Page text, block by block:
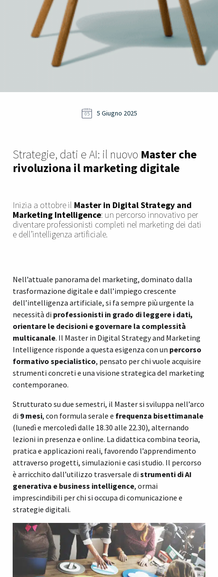
05 5 Giugno 2025
Strategie, dati e AI: il nuovo Master che
rivoluziona il marketing digitale
Inizia a ottobre il Master in Digital Strategy and
Marketing Intelligence: un percorso innovativo per
diventare professionisti completi nel marketing dei dati
e dell’intelligenza artificiale.
Nell’attuale panorama del marketing, dominato dalla
trasformazione digitale e dall’impiego crescente
dell’intelligenza artificiale, si fa sempre più urgente la
necessità di professionisti in grado di leggere i dati,
orientare le decisioni e governare la complessità
multicanale. Il Master in Digital Strategy and Marketing
Intelligence risponde a questa esigenza con un percorso
formativo specialistico, pensato per chi vuole acquisire
strumenti concreti e una visione strategica del marketing
contemporaneo.
Strutturato su due semestri, il Master si sviluppa nell’arco
di 9 mesi, con formula serale e frequenza bisettimanale
(lunedì e mercoledì dalle 18.30 alle 22.30), alternando
lezioni in presenza e online. La didattica combina teoria,
pratica e applicazioni reali, favorendo l’apprendimento
attraverso progetti, simulazioni e casi studio. Il percorso
è arricchito dall’utilizzo trasversale di strumenti di AI
generativa e business intelligence, ormai
imprescindibili per chi si occupa di comunicazione e
strategie digitali.